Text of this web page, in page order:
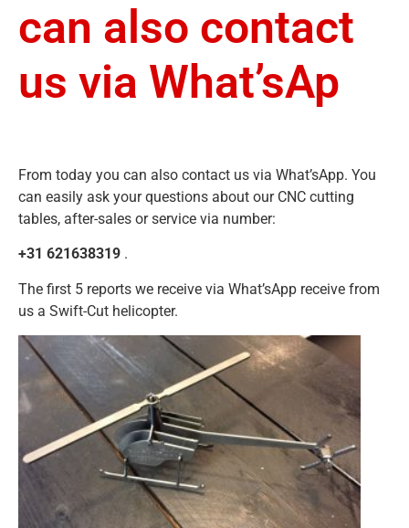
can also contact
us via What’sAp
From today you can also contact us via What’sApp. You
can easily ask your questions about our CNC cutting
tables, after-sales or service via number:
+31 621638319 .
The first 5 reports we receive via What’sApp receive from
us a Swift-Cut helicopter.